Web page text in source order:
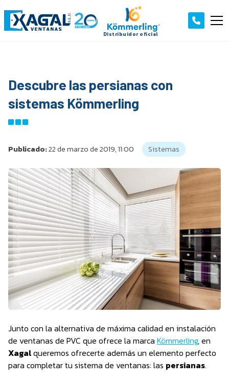
Descubre las persianas con
sistemas Kömmerling
Publicado:22 de marzo de 2019, 11:00 Sistemas
Junto con la alternativa de máxima calidad en instalación
de ventanas de PVC que ofrece la marca Kömmerling, en
Xagalqueremos ofrecerte además un elemento perfecto
para completar tu sistema de ventanas: las persianas.